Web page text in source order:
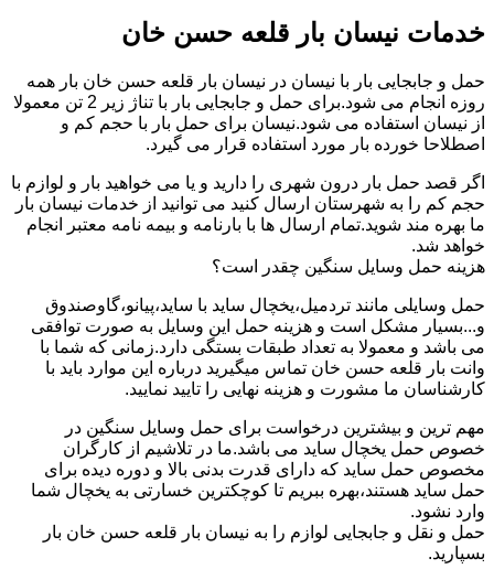
خدمات نیسان بار قلعه حسن خان
حمل و جابجایی بار با نیسان در نیسان بار قلعه حسن خان بار همه
روزه انجام می شود.برای حمل و جابجایی بار با تناژ زیر 2 تن معمولا
از نیسان استفاده می شود.نیسان برای حمل بار با حجم کم و
اصطلاحا خورده بار مورد استفاده قرار می گیرد.
اگر قصد حمل بار درون شهری را دارید و یا می خواهید بار و لوازم با
حجم کم را به شهرستان ارسال کنید می توانید از خدمات نیسان بار
ما بهره مند شوید.تمام ارسال ها با بارنامه و بیمه نامه معتبر انجام
خواهد شد.
هزینه حمل وسایل سنگین چقدر است؟
حمل وسایلی مانند تردمیل،یخچال ساید با ساید،پیانو،گاوصندوق
و...بسیار مشکل است و هزینه حمل این وسایل به صورت توافقی
می باشد و معمولا به تعداد طبقات بستگی دارد.زمانی که شما با
وانت بار قلعه حسن خان تماس میگیرید درباره این موارد باید با
کارشناسان ما مشورت و هزینه نهایی را تایید نمایید.
مهم ترین و بیشترین درخواست برای حمل وسایل سنگین در
خصوص حمل یخچال ساید می باشد.ما در تلاشیم از کارگران
مخصوص حمل ساید که دارای قدرت بدنی بالا و دوره دیده برای
حمل ساید هستند،بهره ببریم تا کوچکترین خسارتی به یخچال شما
وارد نشود.
حمل و نقل و جابجایی لوازم را به نیسان بار قلعه حسن خان بار
بسپارید.